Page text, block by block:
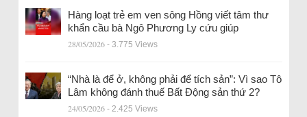
Hàng loạt trẻ em ven sông Hồng viết tâm thư
khẩn cầu bà Ngô Phương Ly cứu giúp
28/05/2026 - 3.775 Views
“Nhà là để ở, không phải để tích sản”: Vì sao Tô
Lâm không đánh thuế Bất Động sản thứ 2?
24/05/2026 - 2.425 Views